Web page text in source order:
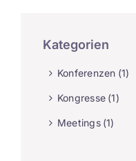
Kategorien
Konferenzen (1)
Kongresse (1)
Meetings (1)